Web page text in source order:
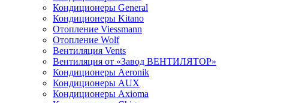
Кондиционеры General
Кондиционеры Kitano
Отопление Viessmann
Отопление Wolf
Вентиляция Vents
Вентиляция от «Завод ВЕНТИЛЯТОР»
Кондиционеры Aeronik
Кондиционеры AUX
Кондиционеры Axioma